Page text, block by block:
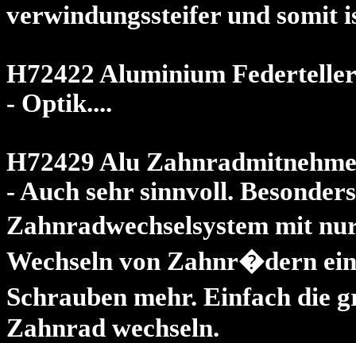
verwindungssteifer und somit
H72422 Aluminium Federteller
- Optik....
H72429 Alu
- Auch sehr sinnvoll.
Zahnradwechselsystem mit
Wechseln von Zahnr�dern
Schrauben mehr. Einfach die
Zahnrad wechseln.